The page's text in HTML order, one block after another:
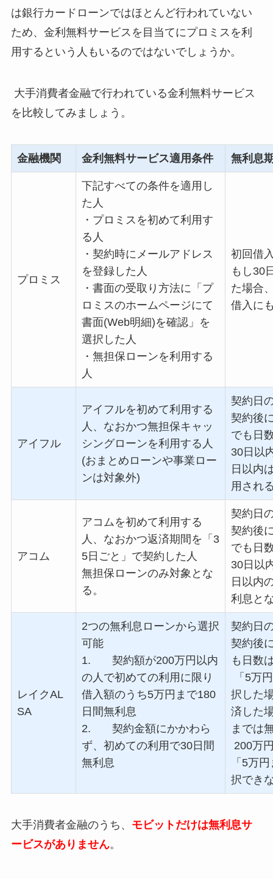
は銀行カードローンではほとんど行われていない
ため、金利無料サービスを目当てにプロミスを利
用するという人もいるのではないでしょうか。
大手消費者金融で行われている金利無料サービス
を比較してみましょう。
金融機関 金利無料サービス適用条件 無利息
プロミス
下記すべての条件を適用し
た人
・プロミスを初めて利用す
る人
・契約時にメールアドレス
を登録した人
・書面の受取り方法に「プ
ロミスのホームページにて
書面(Web明細)を確認」を
選択した人
・無担保ローンを利用する
人
初回借
もし 30
た場合
借入に
アイフル
アイフルを初めて利用する
人、なおかつ無担保キャッ
シングローンを利用する人
(おまとめローンや事業ロー
ンは対象外)
契約日
契約後
でも日
30日以
日以内
用され
アコム
アコムを初めて利用する
人、なおかつ返済期間を「 3
5日ごと」で契約した人
無担保ローンのみ対象とな
る。
契約日
契約後
でも日
30日以
日以内
利息と
レイクAL
SA
2つの無利息ローンから選択
可能
1. 契約額が200万円以内
の人で初めての利用に限り
借入額のうち5万円まで180
日間無利息
2. 契約金額にかかわら
ず、初めての利用で30日間
無利息
契約日
契約後
も日数
「 5万
択した
済した
までは
200万
「 5万円
択でき
大手消費者金融のうち、 モビットだけは無利息サ
ービスがありません。